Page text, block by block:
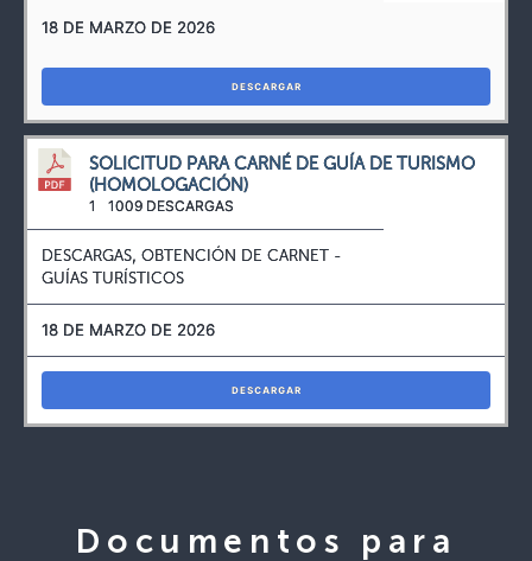
18 DE MARZO DE 2026
DESCARGAR
SOLICITUD PARA CARNÉ DE GUÍA DE TURISMO
(HOMOLOGACIÓN)
1 1009 DESCARGAS
DESCARGAS, OBTENCIÓN DE CARNET -
GUÍAS TURÍSTICOS
18 DE MARZO DE 2026
DESCARGAR
Documentos para